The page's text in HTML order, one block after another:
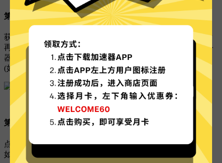
第三步，在outline中添加线路密钥：
获取完线路密钥后,打开outline客户端,点击右上角“加号”,然后
再输入框里粘贴刚获取的密钥，最后点击右下角的“添加服务
器” .
(如果有自动识别到密钥,请直接点击“添加服务器”即可)
第四步，连接线路：
点击线路服务器右下角的：连接按钮,即可完成加速.
如下图所示: